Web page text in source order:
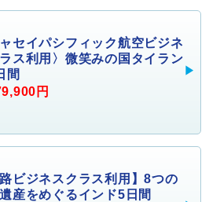
ャセイパシフィック航空ビジネ
ス利用〉微笑みの国タイラン
間
円
路ビジネスクラス利用】8つの
産をめぐるインド5日間